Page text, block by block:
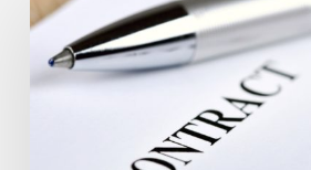
brutale
relations